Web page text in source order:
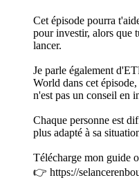
Cet épisode pourra
pour investir, alors que
lancer.
Je parle également
World dans cet
n'est pas un conseil en
Chaque personne est
plus adapté à sa
Télécharge mon guide
👉 ⁠⁠https://